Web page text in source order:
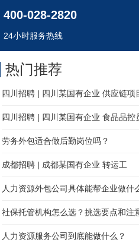
400-028-2820
24小时服务热线
四川招聘 | 四川某国有企业 供应链项
四川招聘 | 四川某国有企业 食品品控
劳务外包适合做后勤岗位吗？
成都招聘 | 成都某国有企业 转运工
人力资源外包公司具体能帮企业做什
社保托管机构怎么选？挑选要点和注
人力资源服务公司到底能做什么？
热门推荐